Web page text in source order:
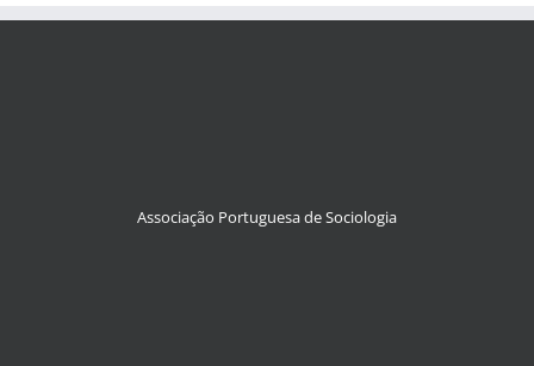
Associação Portuguesa de Sociologia